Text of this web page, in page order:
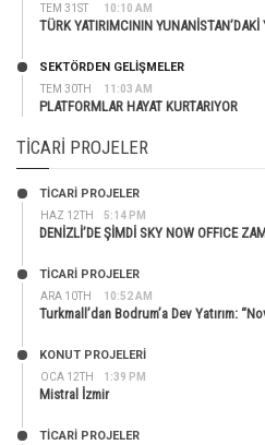
TEM 31ST 10:10 AM
TÜRK YATIRIMCININ YUNANİSTAN’DAKİ
TEM 30TH 11:03 AM
SEKTÖRDEN GELIŞMELER
PLATFORMLAR HAYAT KURTARIYOR
TICARI PROJELER
HAZ 12TH 5:14 PM
TİCARİ PROJELER
DENİZLİ’DE ŞİMDİ SKY NOW OFFICE
ARA 10TH 10:52 AM
TİCARİ PROJELER
Turkmall’dan Bodrum’a Dev Yatırım:
OCA 12TH 1:39 PM
KONUT PROJELERI
Mistral İzmir
TİCARİ PROJELER